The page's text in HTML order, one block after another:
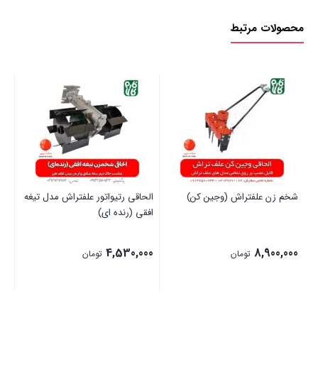
محصولات مرتبط
شخم زن علفتراش (وجین کن)
8,900,000 تومان
الحاقی رتیواتور علفتراش مدل تیغه
افقی (رنده ای)
4,530,000 تومان